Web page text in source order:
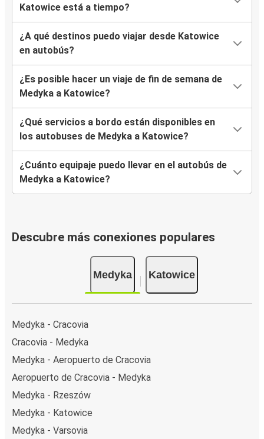
Katowice está a tiempo?
¿A qué destinos puedo viajar desde Katowice
en autobús?
¿Es posible hacer un viaje de fin de semana de
Medyka a Katowice?
¿Qué servicios a bordo están disponibles en
los autobuses de Medyka a Katowice?
¿Cuánto equipaje puedo llevar en el autobús de
Medyka a Katowice?
Descubre más conexiones populares
Medyka Katowice
Medyka - Cracovia
Cracovia - Medyka
Medyka - Aeropuerto de Cracovia
Aeropuerto de Cracovia - Medyka
Medyka - Rzeszów
Medyka - Katowice
Medyka - Varsovia